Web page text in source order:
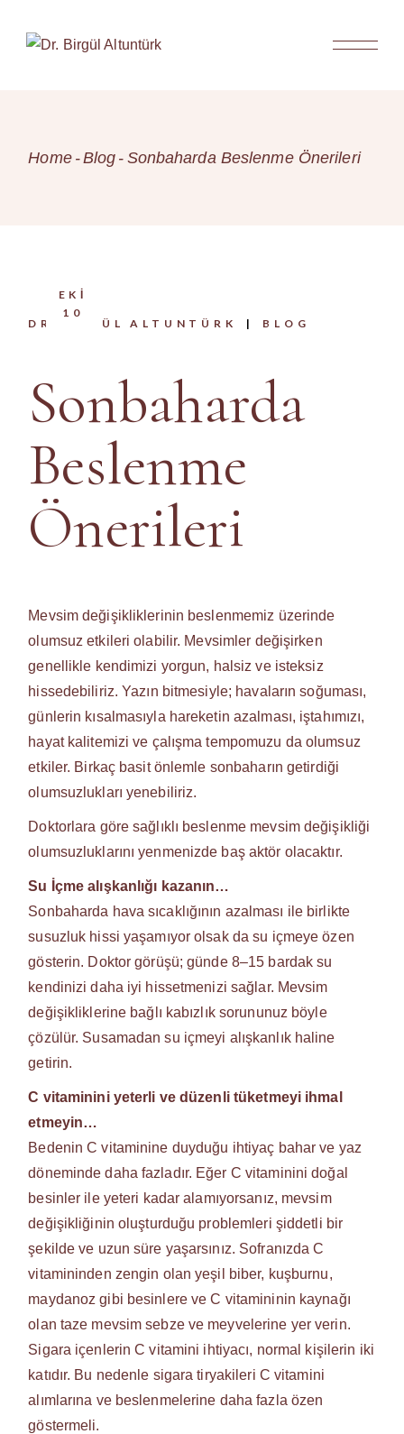
content
Home Blog Sonbaharda Beslenme Önerileri
EKI
10
DR.BIRGÜL ALTUNTÜRK
BLOG
Sonbaharda
Beslenme
Önerileri
Mevsim değişikliklerinin beslenmemiz üzerinde
olumsuz etkileri olabilir. Mevsimler değişirken
genellikle kendimizi yorgun, halsiz ve isteksiz
hissedebiliriz. Yazın bitmesiyle; havaların soğuması,
günlerin kısalmasıyla hareketin azalması, iştahımızı,
hayat kalitemizi ve çalışma tempomuzu da olumsuz
etkiler. Birkaç basit önlemle sonbaharın getirdiği
olumsuzlukları yenebiliriz.
Doktorlara göre sağlıklı beslenme mevsim değişikliği
olumsuzluklarını yenmenizde baş aktör olacaktır.
Su İçme alışkanlığı kazanın…
Sonbaharda hava sıcaklığının azalması ile birlikte
susuzluk hissi yaşamıyor olsak da su içmeye özen
gösterin. Doktor görüşü; günde 8–15 bardak su
kendinizi daha iyi hissetmenizi sağlar. Mevsim
değişikliklerine bağlı kabızlık sorununuz böyle
çözülür. Susamadan su içmeyi alışkanlık haline
getirin.
C vitaminini yeterli ve düzenli tüketmeyi ihmal
etmeyin…
Bedenin C vitaminine duyduğu ihtiyaç bahar ve yaz
döneminde daha fazladır. Eğer C vitaminini doğal
besinler ile yeteri kadar alamıyorsanız, mevsim
değişikliğinin oluşturduğu problemleri şiddetli bir
şekilde ve uzun süre yaşarsınız. Sofranızda C
vitamininden zengin olan yeşil biber, kuşburnu,
maydanoz gibi besinlere ve C vitamininin kaynağı
olan taze mevsim sebze ve meyvelerine yer verin.
Sigara içenlerin C vitamini ihtiyacı, normal kişilerin iki
katıdır. Bu nedenle sigara tiryakileri C vitamini
alımlarına ve beslenmelerine daha fazla özen
göstermeli.